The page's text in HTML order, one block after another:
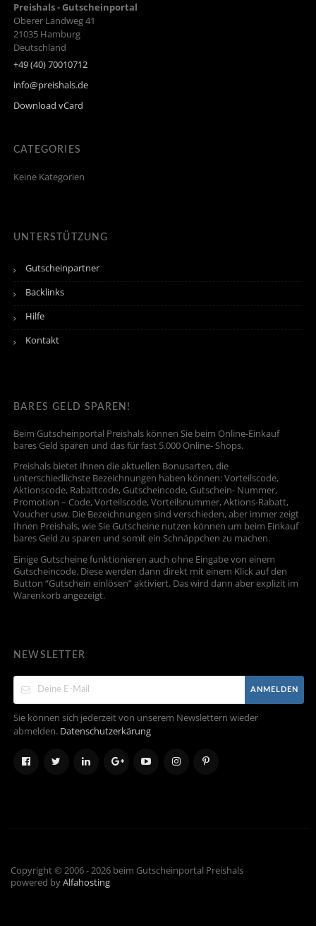
Preishals - Gutscheinportal
Oberer Landweg 41
21035 Hamburg
Deutschland
+49 (40) 70010712
info@preishals.de
Download vCard
CATEGORIES
Keine Kategorien
UNTERSTÜTZUNG
Gutscheinpartner
Backlinks
Hilfe
Kontakt
BARES GELD SPAREN!
Beim Gutscheinportal Preishals können Sie beim Online-Einkauf
bares Geld sparen und das für fast 5.000 Online- Shops.
Preishals bietet Ihnen die aktuellen Bonusarten, die
unterschiedlichste Bezeichnungen haben können: Vorteilscode,
Aktionscode, Rabattcode, Gutscheincode, Gutschein- Nummer,
Promotion – Code, Vorteilscode, Vorteilsnummer, Aktions-Rabatt,
Voucher usw. Die Bezeichnungen sind verschieden, aber immer zeigt
Ihnen Preishals, wie Sie Gutscheine nutzen können um beim Einkauf
bares Geld zu sparen und somit ein Schnäppchen zu machen.
Einige Gutscheine funktionieren auch ohne Eingabe von einem
Gutscheincode. Diese werden dann direkt mit einem Klick auf den
Button “Gutschein einlösen” aktiviert. Das wird dann aber explizit im
Warenkorb angezeigt.
NEWSLETTER
ANMELDEN
Sie können sich jederzeit von unserem Newslettern wieder
abmelden. Datenschutzerkärung
Copyright © 2006 - 2026 beim Gutscheinportal Preishals
powered byAlfahosting